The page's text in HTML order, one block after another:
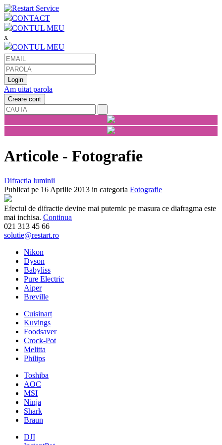
CONTACT
CONTUL MEU
x
CONTUL MEU
Am uitat parola
Articole - Fotografie
Difractia luminii
Publicat pe 16 Aprilie 2013 in categoria Fotografie
Efectul de difractie devine mai puternic pe masura ce diafragma este
mai inchisa. Continua
021 313 45 66
solutie@restart.ro
Nikon
Dyson
Babyliss
Pure Electric
Aiper
Breville
Cuisinart
Kuvings
Foodsaver
Crock-Pot
Melitta
Philips
Toshiba
AOC
MSI
Ninja
Shark
Braun
DJI